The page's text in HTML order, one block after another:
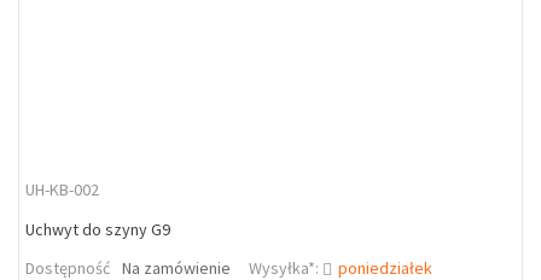
UH-KB-002
Uchwyt do szyny G9
Dostępność Na zamówienie Wysyłka*: poniedziałek